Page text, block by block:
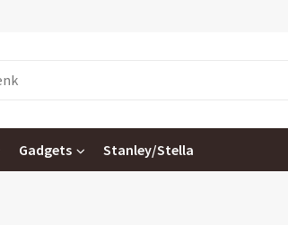
Gadgets Stanley/Stella